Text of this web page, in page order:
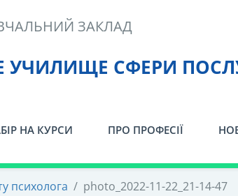
УЧИЛИЩЕ СФЕРИ
ЗАКЛАД
НА КУРСИ ПРО ПРОФЕСІЇ
психолога / photo_2022-11-22_21-14-47